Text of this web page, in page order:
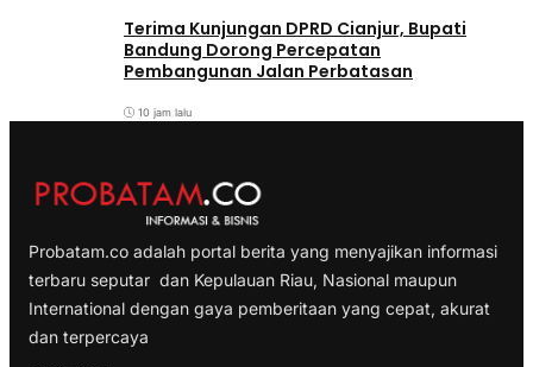
Terima Kunjungan DPRD Cianjur, Bupati
Bandung Dorong Percepatan
Pembangunan Jalan Perbatasan
10 jam lalu
Probatam.co adalah portal berita yang menyajikan informasi
terbaru seputar dan Kepulauan Riau, Nasional maupun
International dengan gaya pemberitaan yang cepat, akurat
dan terpercaya